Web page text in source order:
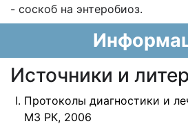
- соскоб на энтеробиоз.
Источники и
Протоколы диагностики и
МЗ РК, 2006